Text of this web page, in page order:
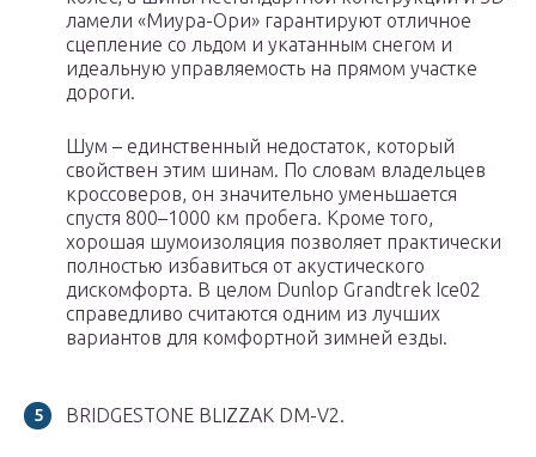
ламели «Миура-Ори» гарантируют отличное
сцепление со льдом и укатанным снегом и
идеальную управляемость на прямом участке
дороги.
Шум – единственный недостаток, который
свойствен этим шинам. По словам владельцев
кроссоверов, он значительно уменьшается
спустя 800–1000 км пробега. Кроме того,
хорошая шумоизоляция позволяет практически
полностью избавиться от акустического
дискомфорта. В целом Dunlop Grandtrek Ice02
справедливо считаются одним из лучших
вариантов для комфортной зимней езды.
BRIDGESTONE BLIZZAK DM-V2.